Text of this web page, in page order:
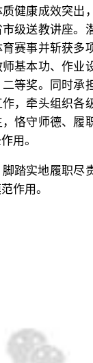
健康成效突出
级送教讲座。
赛事并斩获多
基本功、作业
等奖。同时承
，牵头组织各
恪守师德、履
用。
脚踏实地履职尽
作用。